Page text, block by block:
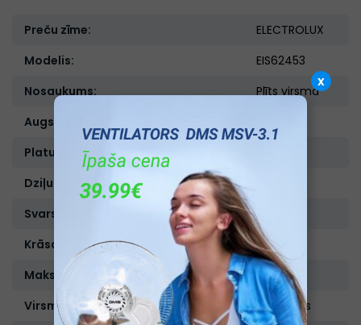
Preču zīme:
ELECTROLUX
Modelis:
EIS62453
Nosaukums:
Plīts virsma
Augstums, cm:
Platums, cm:
Dziļums, cm:
Svars, kg:
15
Krāsa:
Melna
Maksimālā pieslēguma jauda:
7,2 kWh
Virsmas veids:
Indukcijas
x